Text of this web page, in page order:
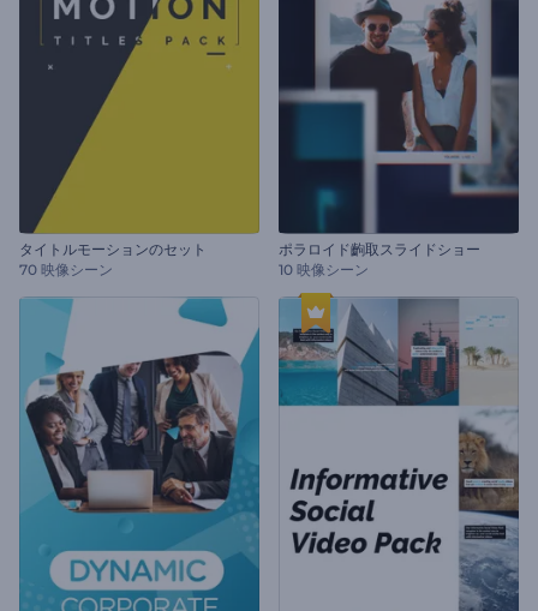
タイトルモーションのセット
70 映像シーン
ポラロイド齣取スライドショー
10 映像シーン